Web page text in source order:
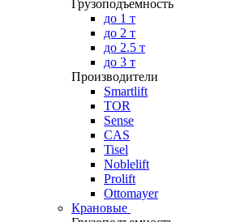
Грузоподъемность
до 1 т
до 2 т
до 2.5 т
до 3 т
Производители
Smartlift
TOR
Sense
CAS
Tisel
Noblelift
Prolift
Ottomayer
Крановые